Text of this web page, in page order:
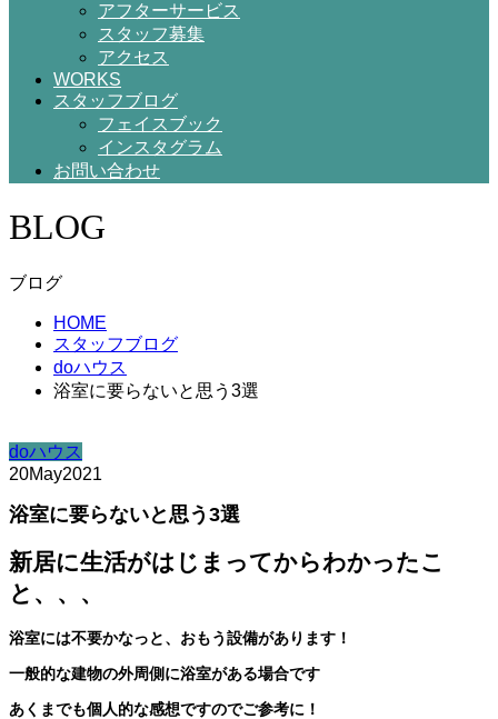
アフターサービス
スタッフ募集
アクセス
WORKS
スタッフブログ
フェイスブック
インスタグラム
お問い合わせ
BLOG
ブログ
HOME
スタッフブログ
doハウス
浴室に要らないと思う3選
doハウス
20May2021
浴室に要らないと思う3選
新居に生活がはじまってからわかったこ
と、、、
浴室には不要かなっと、おもう設備があります！
一般的な建物の外周側に浴室がある場合です
あくまでも個人的な感想ですのでご参考に！